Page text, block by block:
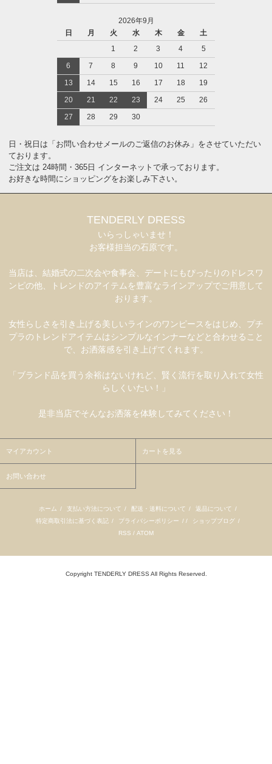
2026年9月
日
月 火 水 木 金
土
1
2 3 4
5
6
7 8 9 10 11
12
13
14 15 16 17 18
19
20
21 22 23 24 25
26
27
28 29 30
日・祝日は「お問い合わせメールのご返信のお休み」をさせていただい
ております。
ご注文は 24時間・365日 インターネットで承っております。
お好きな時間にショッピングをお楽しみ下さい。
TENDERLY DRESS
いらっしゃいませ！
お客様担当の石原です。
当店は、結婚式の二次会や食事会、デートにもぴったりのドレスワ
ンピの他、トレンドのアイテムを豊富なラインアップでご用意して
おります。
女性らしさを引き上げる美しいラインのワンピースをはじめ、プチ
プラのトレンドアイテムはシンプルなインナーなどと合わせること
で、お洒落感を引き上げてくれます。
「ブランド品を買う余裕はないけれど、賢く流行を取り入れて女性
らしくいたい！」
是非当店でそんなお洒落を体験してみてください！
マイアカウント カートを見る
お問い合わせ
ホーム / 支払い方法について / 配送・送料について / 返品について /
特定商取引法に基づく表記 / プライバシーポリシー / / ショップブログ /
RSS / ATOM
Copyright TENDERLY DRESS All Rights Reserved.